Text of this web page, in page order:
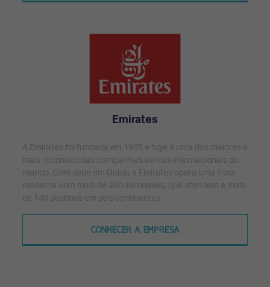
Emirates
A Emirates foi fundada em 1985 e hoje é uma das maiores e
mais reconhecidas companhias aéreas internacionais do
mundo. Com sede em Dubai, a Emirates opera uma frota
moderna com mais de 260 aeronaves, que atendem a mais
de 140 destinos em seis continentes.
CONHECER A EMPRESA